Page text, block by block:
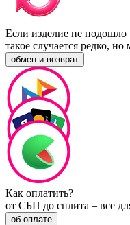
Если изделие не подошло
такое случается редко,
обмен и возврат
Как оплатить?
от СБП до сплита – все
об оплате